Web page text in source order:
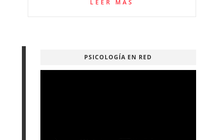
LEER MÁS
PSICOLOGÍA EN RED